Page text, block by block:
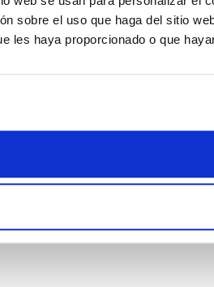
sobre el uso que haga del sitio
les haya proporcionado o que